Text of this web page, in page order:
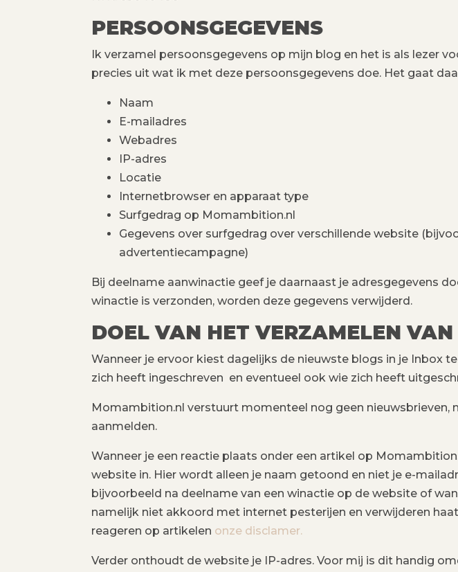
PERSOONSGEGEVENS
Ik verzamel persoonsgegevens op mijn blog en het is als lezer
precies uit wat ik met deze persoonsgegevens doe. Het gaat
Naam
E-mailadres
Webadres
IP-adres
Locatie
Internetbrowser en apparaat type
Surfgedrag op Momambition.nl
Gegevens over surfgedrag over verschillende website
advertentiecampagne)
Bij deelname aanwinactie geef je daarnaast je adresgegevens
winactie is verzonden, worden deze gegevens verwijderd.
DOEL VAN HET VERZAMELEN VAN
Wanneer je ervoor kiest dagelijks de nieuwste blogs in je Inbox
zich heeft ingeschreven en eventueel ook wie zich heeft
Momambition.nl verstuurt momenteel nog geen
aanmelden.
Wanneer je een reactie plaats onder een artikel op
website in. Hier wordt alleen je naam getoond en niet je e-
bijvoorbeeld na deelname van een winactie op de website of
namelijk niet akkoord met internet pesterijen en verwijderen
reageren op artikelen onze disclamer.
Verder onthoudt de website je IP-adres. Voor mij is dit handig